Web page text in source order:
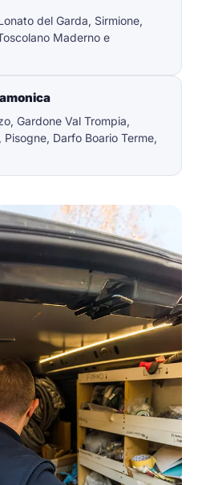
del Garda, Sirmione,
Maderno e
Gardone Val Trompia,
Darfo Boario Terme,